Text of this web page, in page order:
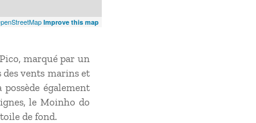
Improve this map
marqué par un
des vents marins et
également
le Moinho do
de fond.